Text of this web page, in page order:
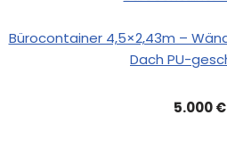
Bürocontainer 4,5×2,43m –
Dach PU-
5.000 €